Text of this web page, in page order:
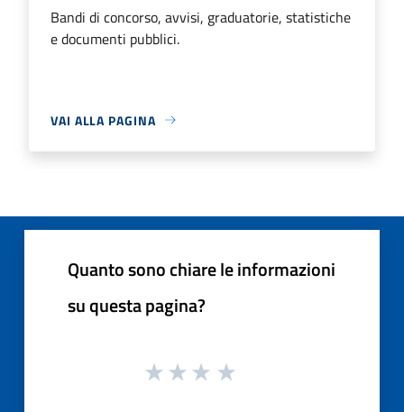
Bandi di concorso, avvisi, graduatorie, statistiche
e documenti pubblici.
VAI ALLA PAGINA
Quanto sono chiare le informazioni
su questa pagina?